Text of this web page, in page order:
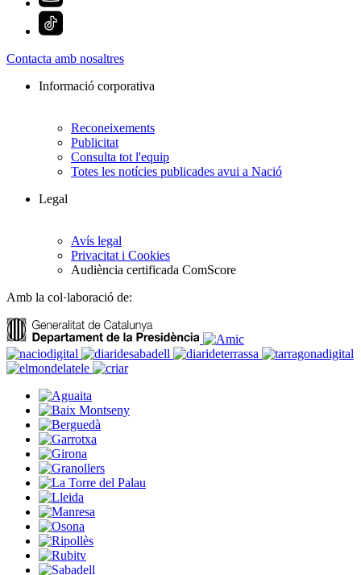
Contacta amb nosaltres
Informació corporativa
Reconeixements
Publicitat
Consulta tot l'equip
Totes les notícies publicades avui a Nació
Legal
Avís legal
Privacitat i Cookies
Audiència certificada ComScore
Amb la col·laboració de: